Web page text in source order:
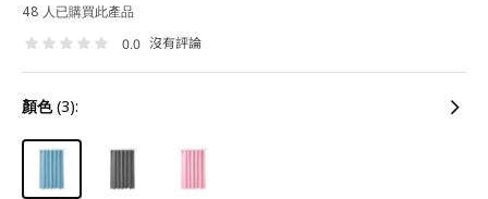
48 人已購買此產品
0.0 沒有評論
顏色(3):